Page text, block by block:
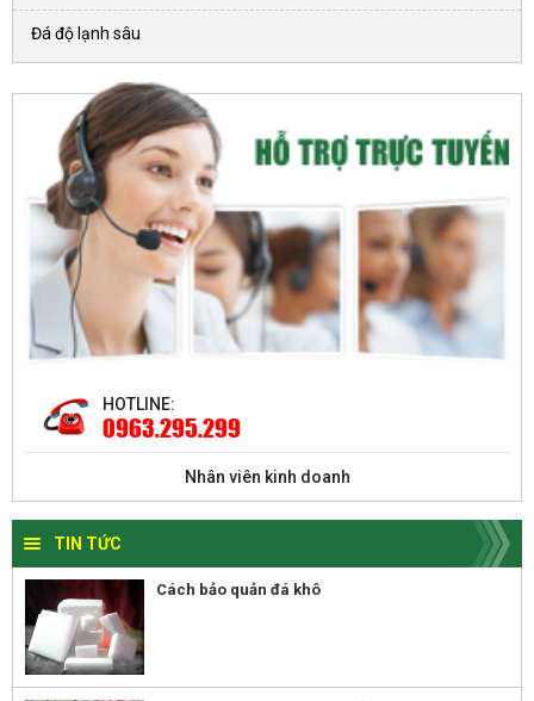
Đá độ lạnh sâu
HOTLINE:
0963.295.299
Nhân viên kinh doanh
TIN TỨC
Cách bảo quản đá khô